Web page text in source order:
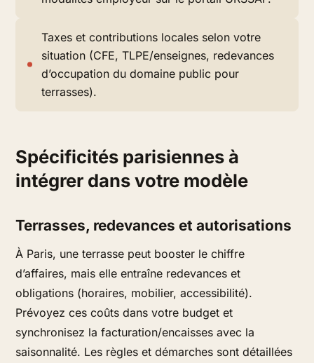
Taxes et contributions locales selon votre
situation (CFE, TLPE/enseignes, redevances
d’occupation du domaine public pour
terrasses).
Spécificités parisiennes à
intégrer dans votre modèle
Terrasses, redevances et autorisations
À Paris, une terrasse peut booster le chiffre
d’affaires, mais elle entraîne redevances et
obligations (horaires, mobilier, accessibilité).
Prévoyez ces coûts dans votre budget et
synchronisez la facturation/encaisses avec la
saisonnalité. Les règles et démarches sont détaillées